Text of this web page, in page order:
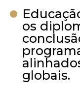
os
globais.